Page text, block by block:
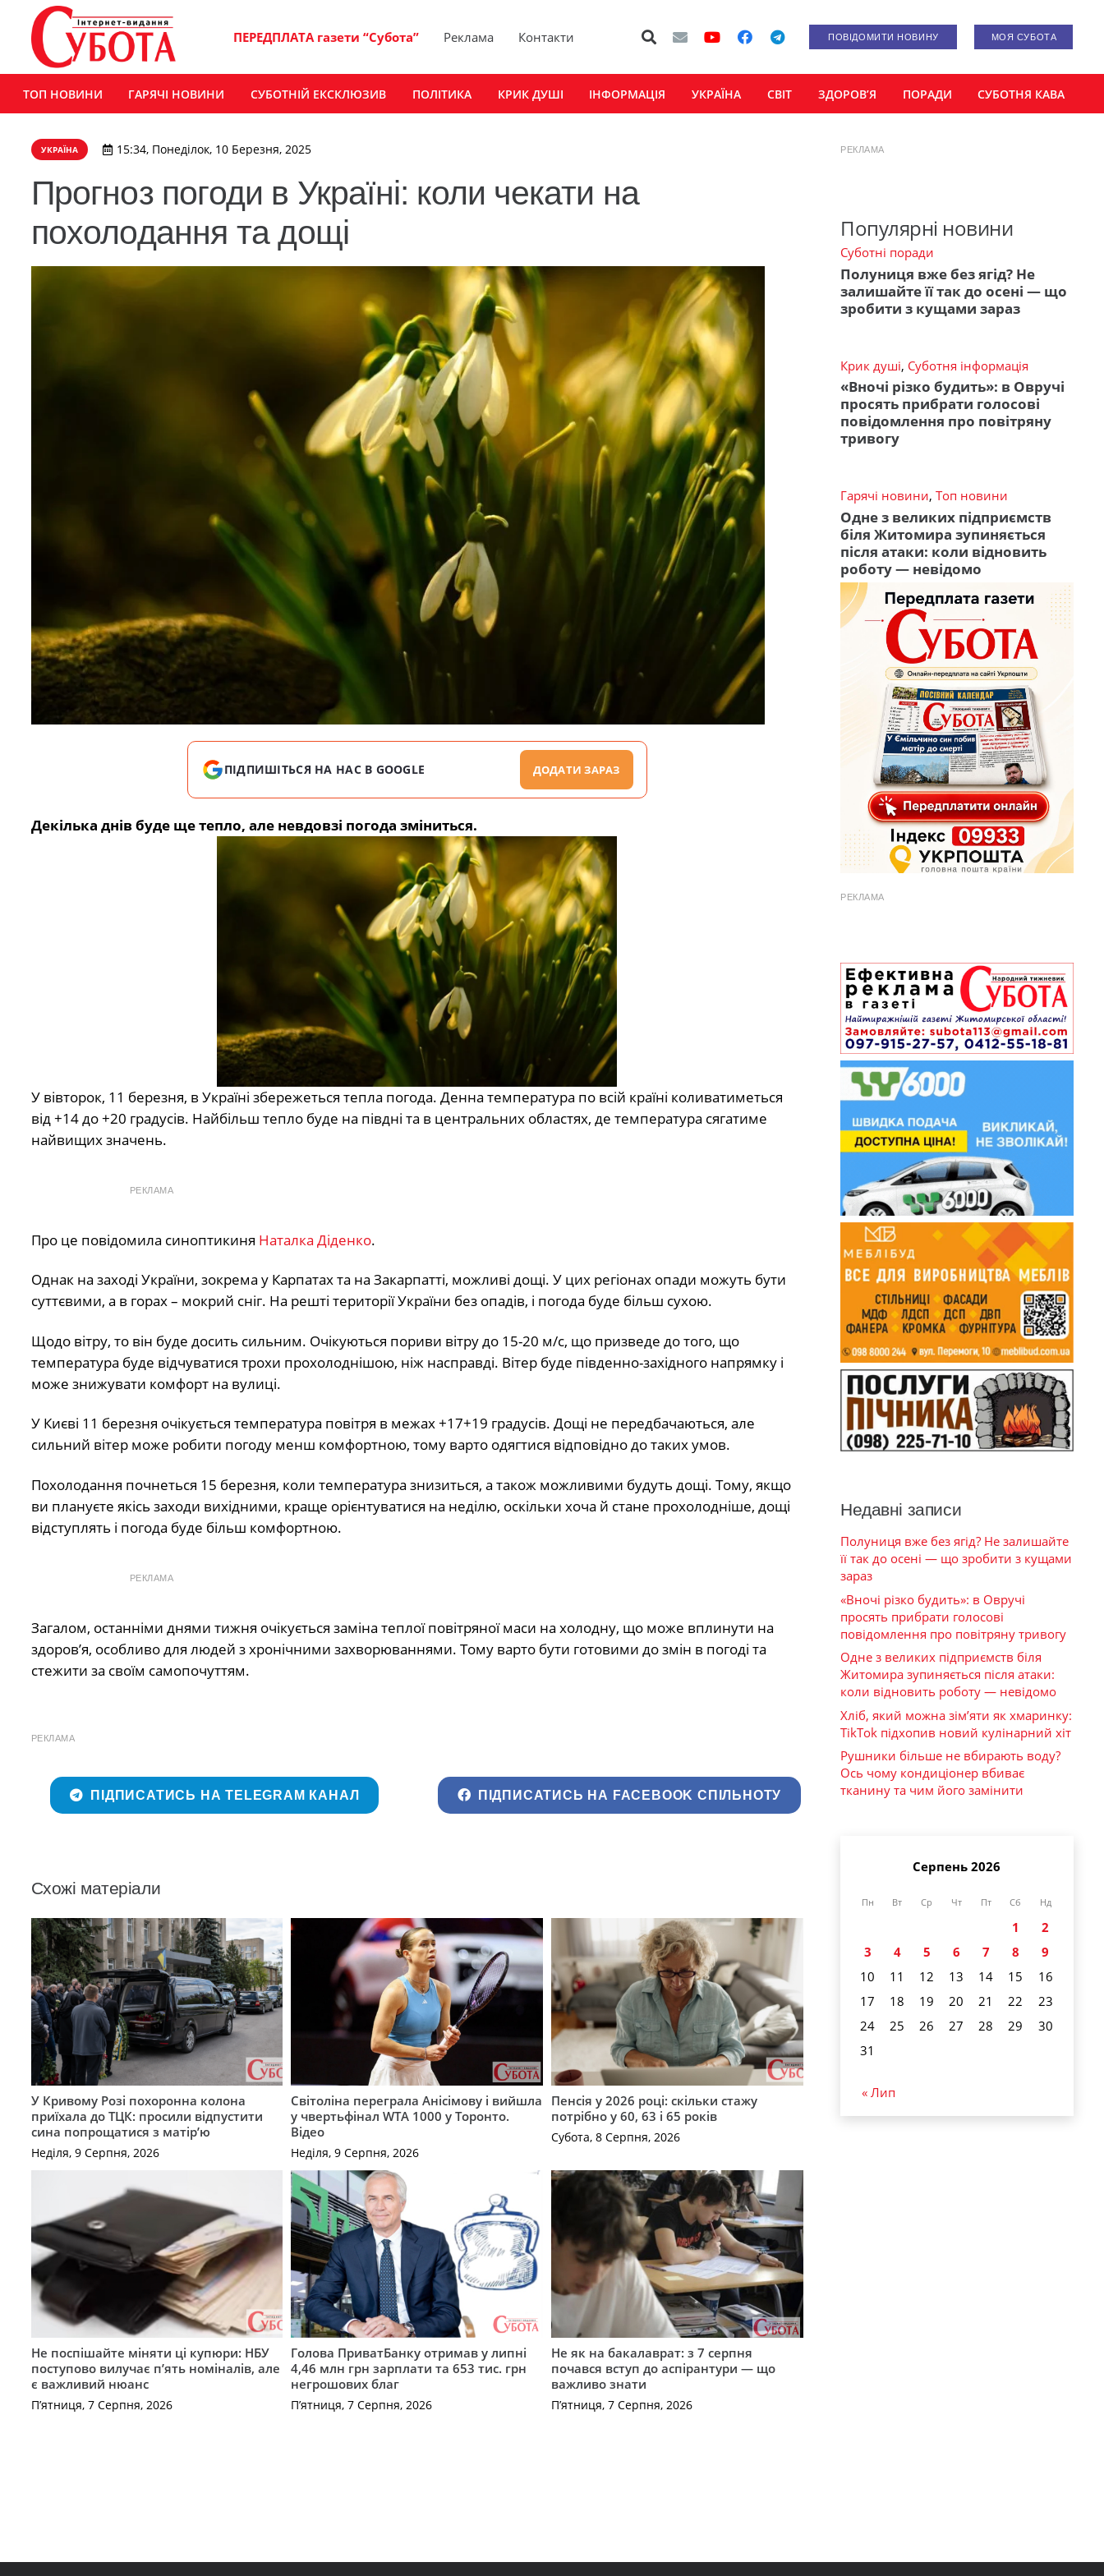
ПЕРЕДПЛАТА газети “Субота” Реклама Контакти ПОВІДОМИТИ НОВИНУ МОЯ СУБОТА
ТОП НОВИНИ ГАРЯЧІ НОВИНИ СУБОТНІЙ ЕКСКЛЮЗИВ ПОЛІТИКА КРИК ДУШІ ІНФОРМАЦІЯ УКРАЇНА СВІТ ЗДОРОВ’Я ПОРАДИ СУБОТНЯ КАВА
УКРАЇНА 15:34, Понеділок, 10 Березня, 2025
Прогноз погоди в Україні: коли чекати на
похолодання та дощі
ПІДПИШІТЬСЯ НА НАС В GOOGLE ДОДАТИ ЗАРАЗ
Декілька днів буде ще тепло, але невдовзі погода зміниться.
У вівторок, 11 березня, в Україні збережеться тепла погода. Денна температура по всій країні коливатиметься
від +14 до +20 градусів. Найбільш тепло буде на півдні та в центральних областях, де температура сягатиме
найвищих значень.
РЕКЛАМА
Про це повідомила синоптикиня Наталка Діденко.
Однак на заході України, зокрема у Карпатах та на Закарпатті, можливі дощі. У цих регіонах опади можуть бути
суттєвими, а в горах – мокрий сніг. На решті території України без опадів, і погода буде більш сухою.
Щодо вітру, то він буде досить сильним. Очікуються пориви вітру до 15-20 м/с, що призведе до того, що
температура буде відчуватися трохи прохолоднішою, ніж насправді. Вітер буде південно-західного напрямку і
може знижувати комфорт на вулиці.
У Києві 11 березня очікується температура повітря в межах +17+19 градусів. Дощі не передбачаються, але
сильний вітер може робити погоду менш комфортною, тому варто одягтися відповідно до таких умов.
Похолодання почнеться 15 березня, коли температура знизиться, а також можливими будуть дощі. Тому, якщо
ви плануєте якісь заходи вихідними, краще орієнтуватися на неділю, оскільки хоча й стане прохолодніше, дощі
відступлять і погода буде більш комфортною.
РЕКЛАМА
Загалом, останніми днями тижня очікується заміна теплої повітряної маси на холодну, що може вплинути на
здоров’я, особливо для людей з хронічними захворюваннями. Тому варто бути готовими до змін в погоді та
стежити за своїм самопочуттям.
РЕКЛАМА
ПІДПИСАТИСЬ НА TELEGRAM КАНАЛ ПІДПИСАТИСЬ НА FACEBOOK СПІЛЬНОТУ
Схожі матеріали
У Кривому Розі похоронна колона
приїхала до ТЦК: просили відпустити
сина попрощатися з матір’ю
Неділя, 9 Серпня, 2026
Світоліна переграла Анісімову і вийшла
у чвертьфінал WTA 1000 у Торонто.
Відео
Неділя, 9 Серпня, 2026
Пенсія у 2026 році: скільки стажу
потрібно у 60, 63 і 65 років
Субота, 8 Серпня, 2026
Не поспішайте міняти ці купюри: НБУ
поступово вилучає п’ять номіналів, але
є важливий нюанс
П’ятниця, 7 Серпня, 2026
Голова ПриватБанку отримав у липні
4,46 млн грн зарплати та 653 тис. грн
негрошових благ
П’ятниця, 7 Серпня, 2026
Не як на бакалаврат: з 7 серпня
почався вступ до аспірантури — що
важливо знати
П’ятниця, 7 Серпня, 2026
РЕКЛАМА
Популярні новини
Суботні поради
Полуниця вже без ягід? Не
залишайте її так до осені — що
зробити з кущами зараз
Крик душі, Суботня інформація
«Вночі різко будить»: в Овручі
просять прибрати голосові
повідомлення про повітряну
тривогу
Гарячі новини, Топ новини
Одне з великих підприємств
біля Житомира зупиняється
після атаки: коли відновить
роботу — невідомо
РЕКЛАМА
Недавні записи
Полуниця вже без ягід? Не залишайте
її так до осені — що зробити з кущами
зараз
«Вночі різко будить»: в Овручі
просять прибрати голосові
повідомлення про повітряну тривогу
Одне з великих підприємств біля
Житомира зупиняється після атаки:
коли відновить роботу — невідомо
Хліб, який можна зім’яти як хмаринку:
TikTok підхопив новий кулінарний хіт
Рушники більше не вбирають воду?
Ось чому кондиціонер вбиває
тканину та чим його замінити
Серпень 2026
Пн Вт Ср Чт Пт Сб Нд
1
2
3
4 5 6 7 8
9
10
11 12 13 14 15
16
17
18 19 20 21 22
23
24
25 26 27 28 29
30
31
« Лип